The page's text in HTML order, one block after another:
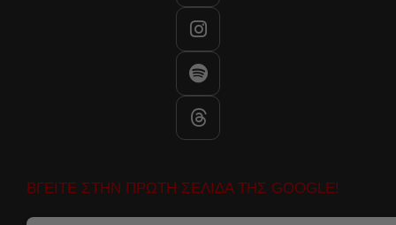
ΒΓΕΙΤΕ ΣΤΗΝ ΠΡΩΤΗ ΣΕΛΙΔΑ ΤΗΣ GOOGLE!